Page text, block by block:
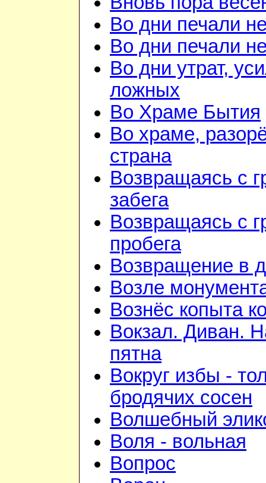
Во дни печали
Во дни печали
Во дни утрат,
ложных
Во Храме Бытия
Во храме,
страна
Возвращаясь с
забега
Возвращаясь с
пробега
Возвращение в
Возле
Вознёс копыта
Вокзал. Диван.
пятна
Вокруг избы -
бродячих сосен
Волшебный
Воля - вольная
Вопрос